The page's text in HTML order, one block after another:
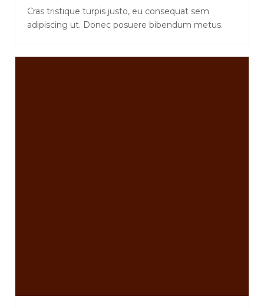
Cras tristique turpis justo, eu consequat sem
adipiscing ut. Donec posuere bibendum metus.